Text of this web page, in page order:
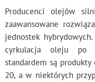
Producenci olejów
zaawansowane
jednostek
cyrkulacja oleju po
standardem są
20, a w niektórych